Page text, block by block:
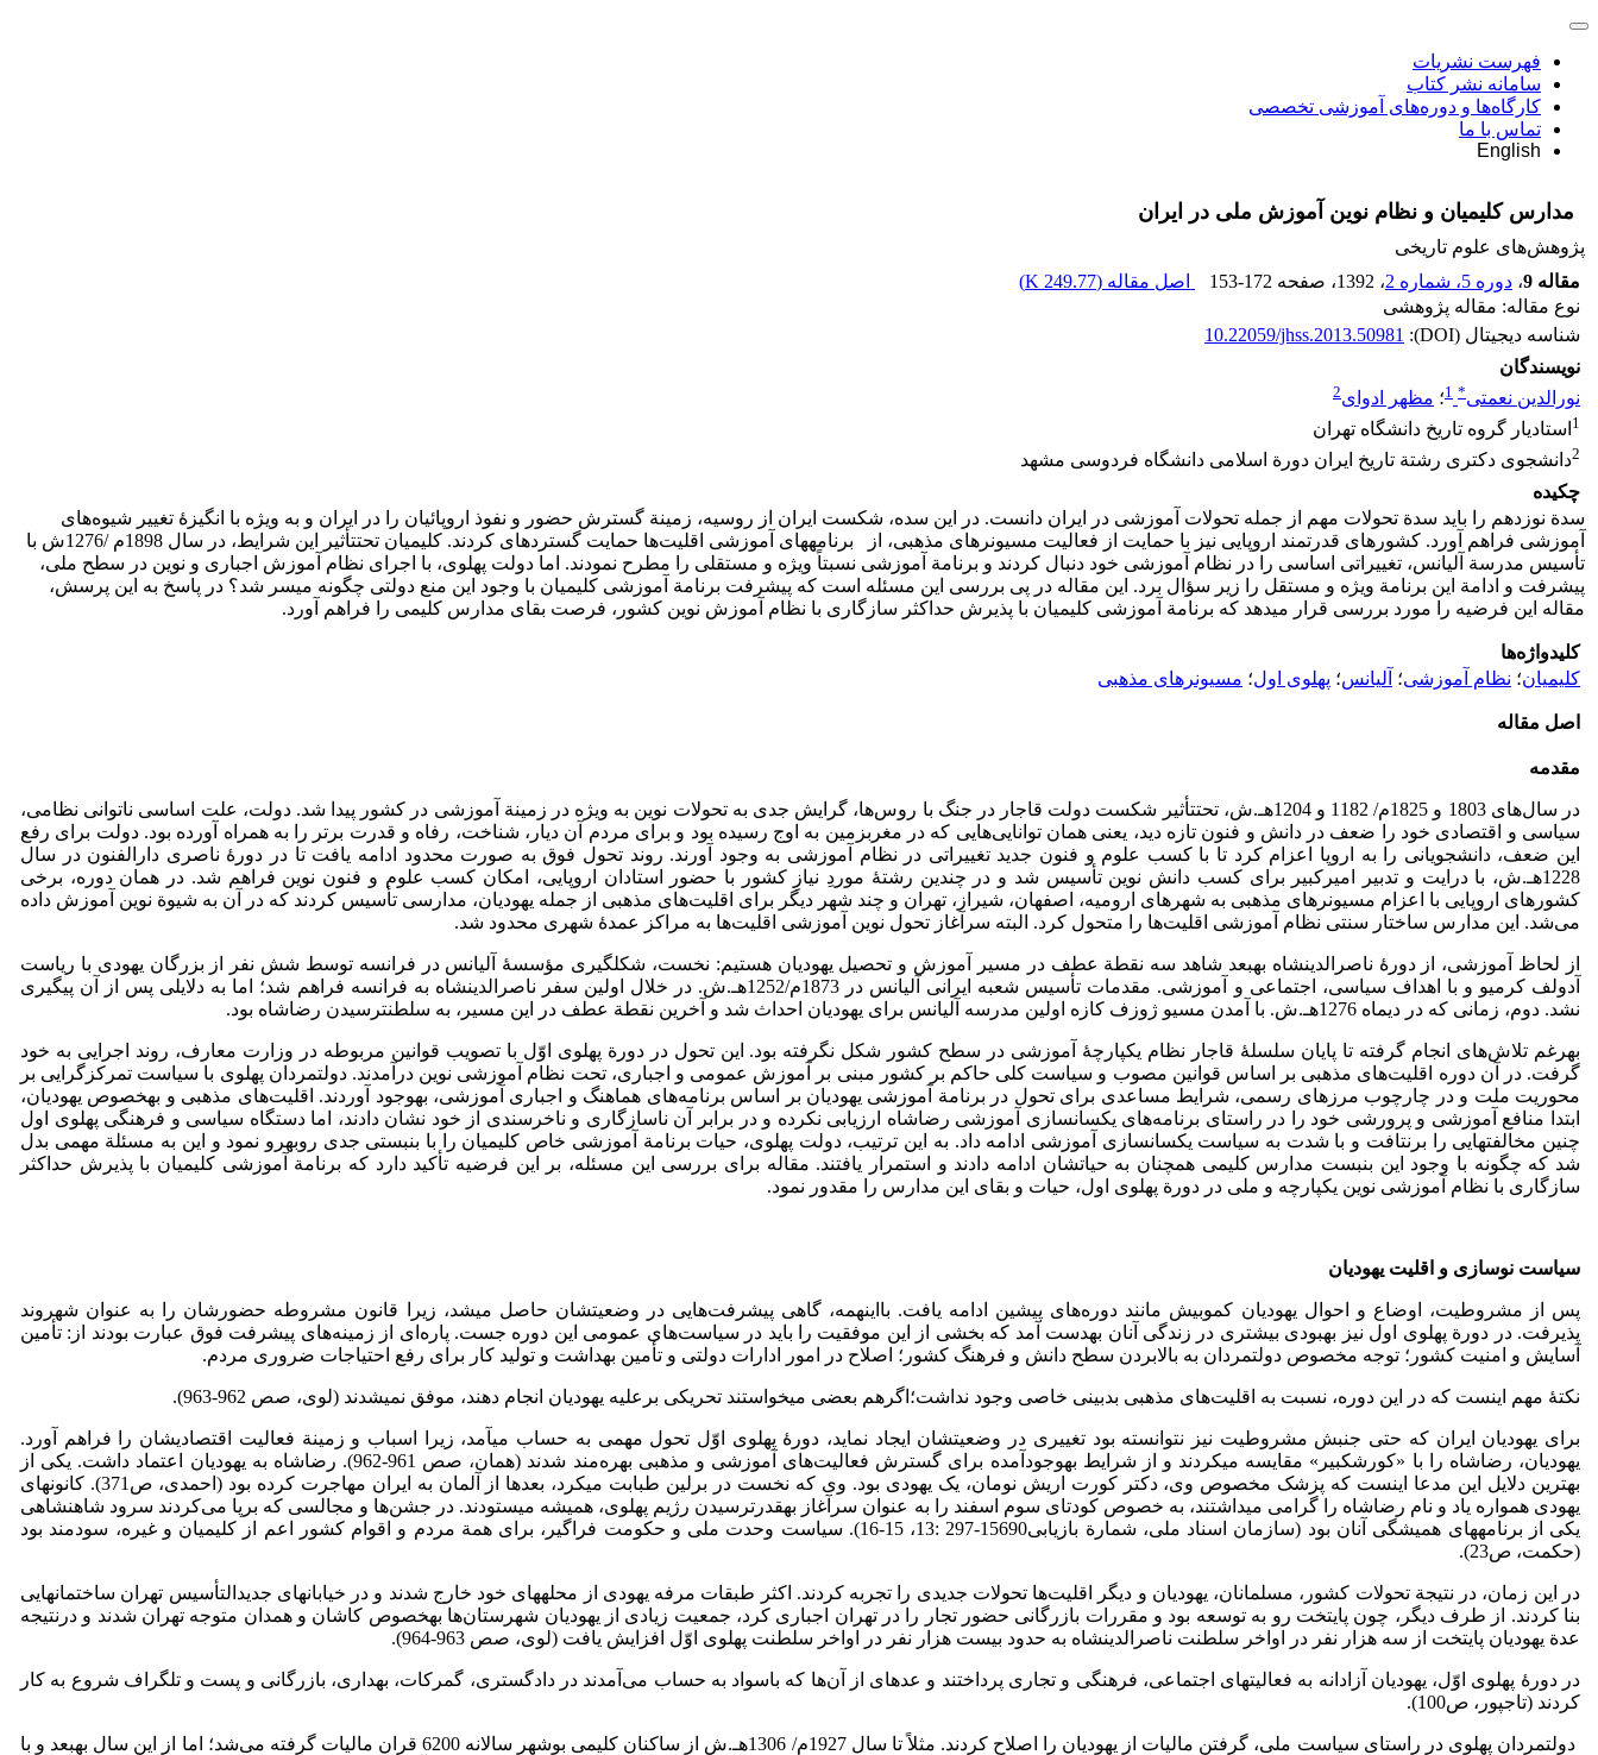
فهرست نشریات
سامانه نشر کتاب
کارگاه‌ها و دوره‌های آموزشی تخصصی
تماس با ما
English
مدارس کلیمیان و نظام نوین آموزش ملی در ایران
پژوهش‌های علوم تاریخی
مقاله 9
، دوره 5، شماره 2 ، 1392 ، صفحه 153-172 اصل مقاله (249.77 K
)
نوع مقاله: مقاله پژوهشی
شناسه دیجیتال (DOI):
10.22059/jhss.2013.50981
نویسندگان
نورالدین نعمتی*
1؛ مظهر ادوای2
1 استادیار گروه تاریخ دانشگاه تهران
2دانشجوی دکتری رشتة تاریخ ایران دورة اسلامی دانشگاه فردوسی مشهد
چکیده
سدة نوزدهم را باید سدة تحولات مهم از جمله تحولات آموزشی در ایران دانست. در این سده، شکست ایران از روسیه، زمینة گسترش حضور و نفوذ اروپائیان را در ایران و به ویژه با انگیزۀ تغییر شیوه‌های
آموزشی فراهم آورد. کشورهای قدرتمند اروپایی نیز با حمایت از فعالیت مسیونرهای مذهبی، از برنامه­های آموزشی اقلیت‌ها حمایت گسترده­ای کردند. کلیمیان تحت­تأثیر این شرایط، در سال 1898م /1276ش با
تأسیس مدرسة آلیانس، تغییراتی اساسی را در نظام آموزشی خود دنبال کردند و برنامة آموزشی نسبتاً ویژه و مستقلی را مطرح نمودند. اما دولت پهلوی، با اجرای نظام آموزش اجباری و نوین در سطح ملی،
پیشرفت و ادامة این برنامة ویژه و مستقل را زیر سؤال برد. این مقاله در پی بررسی این مسئله است که پیشرفت برنامة آموزشی کلیمیان با وجود این منع دولتی چگونه میسر شد؟ در پاسخ به این پرسش،
مقاله این فرضیه را مورد بررسی قرار می­دهد که برنامة آموزشی کلیمیان با پذیرش حداکثر سازگاری با نظام آموزش نوین کشور، فرصت بقای مدارس کلیمی را فراهم آورد.
کلیدواژه‌ها
کلیمیان؛ نظام آموزشی؛ آلیانس؛ پهلوی اول؛ مسیونرهای مذهبی
اصل مقاله
مقدمه
در سال‌های 1803 و 1825م/ 1182 و 1204هـ.ش، تحت­تأثیر شکست دولت قاجار در جنگ با روس‌ها، گرایش جدی به تحولات نوین به ویژه در زمینة آموزشی در کشور پیدا شد. دولت، علت اساسی ناتوانی نظامی،
سیاسی و اقتصادی خود را ضعف در دانش و فنون تازه دید، یعنی همان توانایی‌هایی که در مغرب­زمین به اوج رسیده بود و برای مردم آن دیار، شناخت، رفاه و قدرت برتر را به همراه آورده بود. دولت برای رفع
این ضعف، دانشجویانی را به اروپا اعزام کرد تا با کسب علوم و فنون جدید تغییراتی در نظام آموزشی به وجود آورند. روند تحول فوق به صورت محدود ادامه یافت تا در دورۀ ناصری دارالفنون در سال
1228هـ.ش، با درایت و تدبیر امیرکبیر برای کسب دانش نوین تأسیس شد و در چندین رشتۀ موردِ نیازِ کشور با حضور استادان اروپایی، امکان کسب علوم و فنون نوین فراهم شد. در همان دوره، برخی
کشورهای اروپایی با اعزام مسیونرهای مذهبی به شهرهای ارومیه، اصفهان، شیراز، تهران و چند شهر دیگر برای اقلیت‌های مذهبی از جمله یهودیان، مدارسی تأسیس کردند که در آن‌ به شیوة نوین آموزش داده
می‌شد. این مدارس ساختار سنتی نظام آموزشی اقلیت‌ها را متحول کرد. البته سرآغاز تحول نوین آموزشی اقلیت‌ها به مراکز عمدۀ شهری محدود شد.
از لحاظ آموزشی، از دورۀ ناصرالدین­شاه به­بعد شاهد سه نقطة­ عطف در مسیر آموزش و تحصیل یهودیان هستیم: نخست، شکل­گیری مؤسسۀ آلیانس در فرانسه توسط شش­ نفر از بزرگان یهودی با ریاست
آدولف کرمیو و با اهداف سیاسی، اجتماعی و آموزشی. مقدمات تأسیس شعبه ایرانی آلیانس در 1873م/1252­هـ.ش. در خلال اولین سفر ناصرالدین­شاه به فرانسه فراهم شد؛ اما به دلایلی پس از آن پی­گیری
نشد. دوم، زمانی که در دی­ماه 1276هـ.ش. با آمدن مسیو ژوزف­ کازه اولین مدرسه آلیانس برای یهودیان احداث شد و آخرین نقطة عطف در این مسیر، به سلطنت­رسیدن رضاشاه بود.
به­رغم تلاش‌های انجام گرفته تا پایان سلسلۀ قاجار نظام یکپارچۀ آموزشی در سطح کشور شکل نگرفته بود. این تحول در دورة پهلوی اوّل با تصویب قوانین مربوطه در وزارت معارف، روند اجرایی به خود
گرفت. در آن دوره اقلیت‌های مذهبی بر اساس قوانین مصوب و سیاست کلی حاکم بر کشور مبنی بر آموزش عمومی و اجباری، تحت نظام آموزشی نوین درآمدند. دولتمردان پهلوی با سیاست تمرکزگرایی بر
محوریت ملت و در چارچوب مرزهای رسمی، شرایط مساعدی برای تحول در برنامة آموزشی یهودیان بر اساس برنامه‌های هماهنگ و اجباری آموزشی، به­وجود آوردند. اقلیت‌های مذهبی و به­خصوص یهودیان،
ابتدا منافع آموزشی و پرورشی خود را در راستای برنامه‌های یکسان­سازی آموزشی رضاشاه ارزیابی نکرده و در برابر آن ناسازگاری و ناخرسندی از خود نشان دادند، اما دستگاه سیاسی و فرهنگی پهلوی اول
چنین مخالفت­هایی را برنتافت و با شدت به سیاست یکسان­سازی آموزشی ادامه داد. به این ترتیب، دولت پهلوی، حیات برنامة آموزشی خاص کلیمیان را با بن­بستی جدی روبه­رو نمود و این به مسئلة مهمی بدل
شد که چگونه با وجود این بن­بست مدارس کلیمی همچنان به حیاتشان ادامه دادند و استمرار یافتند. مقاله برای بررسی این مسئله، بر این فرضیه تأکید دارد که برنامة آموزشی کلیمیان با پذیرش حداکثر
سازگاری با نظام آموزشی نوین یکپارچه و ملی در دورة پهلوی اول، حیات و بقای این مدارس را مقدور نمود.
سیاست نوسازی و اقلیت یهودیان
پس از مشروطیت، اوضاع و احوال یهودیان کم­و­بیش مانند دوره‌های پیشین ادامه یافت. با­این­همه، گاهی پیشرفت‌هایی در وضعیتشان حاصل می­شد، زیرا قانون مشروطه حضورشان را به عنوان شهروند
پذیرفت. در دورة پهلوی اول نیز بهبودی بیشتری در زندگی آنان به­دست آمد که بخشی از این موفقیت را باید در سیاست‌های عمومی این دوره جست. پاره‌ای از زمینه‌های پیشرفت فوق عبارت بودند از: تأمین
آسایش و امنیت کشور؛ توجه مخصوص دولتمردان به بالا­بردن سطح دانش و فرهنگ کشور؛ اصلاح در امور ادارات دولتی و تأمین بهداشت و تولید کار برای رفع احتیاجات ضروری مردم.
نکتۀ مهم اینست که در این دوره، نسبت به اقلیت‌های مذهبی بدبینی خاصی وجود نداشت؛اگرهم بعضی می­خواستند تحریکی برعلیه یهودیان انجام دهند، موفق نمی­شدند (لوی، صص 962-963).
برای یهودیان ایران که حتی جنبش مشروطیت نیز نتوانسته بود تغییری در وضعیتشان ایجاد نماید، دورۀ پهلوی اوّل تحول مهمی به حساب می­آمد، زیرا اسباب و زمینة فعالیت اقتصادیشان را فراهم آورد.
یهودیان، رضاشاه را با «کورش­کبیر» مقایسه می­کردند و از شرایط به­وجود­آمده برای گسترش فعالیت‌های آموزشی و مذهبی بهره‌مند شدند (همان، صص 961-962). رضاشاه به یهودیان اعتماد داشت. یکی از
بهترین دلایل این مدعا اینست که پزشک مخصوص وی، دکتر کورت اریش نومان، یک یهودی بود. وی که نخست در برلین طبابت می­کرد، بعدها از آلمان به ایران مهاجرت کرده بود (احمدی، ص­­371). کانون­های
یهودی همواره یاد و نام رضاشاه را گرامی می­داشتند، به خصوص کودتای سوم اسفند را به عنوان سرآغاز به­قدرت­رسیدن رژیم پهلوی، همیشه می­ستودند. در جشن‌ها و مجالسی که برپا می‌کردند سرود شاهنشاهی
یکی از برنامه­های همیشگی آنان بود (سازمان اسناد ملی، شمارة بازیابی­15690­-297 :­13، 15-16). سیاست وحدت ملی و حکومت فراگیر، برای همة مردم و اقوام کشور اعم از کلیمیان و غیره، سودمند بود
(حکمت، ص­23).
در این زمان، در نتیجة تحولات کشور، مسلمانان، یهودیان و دیگر اقلیت‌ها تحولات جدیدی را تجربه کردند. اکثر طبقات مرفه یهودی از محله­های خود خارج شدند و در خیابان­های جدیدالتأسیس تهران ساختمان­هایی
بنا کردند. از طرف دیگر، چون پایتخت رو­­ به­ ­توسعه بود و مقررات بازرگانی حضور تجار را در تهران اجباری کرد، جمعیت زیادی از یهودیان شهرستان‌ها به­خصوص کاشان و همدان متوجه تهران شدند و درنتیجه
عدة یهودیان پایتخت از سه هزار نفر در اواخر سلطنت ناصرالدین­شاه به حدود بیست هزار نفر در اواخر سلطنت پهلوی اوّل افزایش یافت (لوی، صص 963-964).
در دورۀ پهلوی اوّل، یهودیان آزادانه به فعالیت­های اجتماعی، فرهنگی و تجاری پرداختند و عده­ای از آن‌ها که باسواد به­ حساب می‌آمدند در دادگستری، گمرکات، بهداری، بازرگانی و پست و تلگراف شروع به کار
کردند (تاج­پور، ص­100).
دولتمردان پهلوی در راستای سیاست ملی، گرفتن مالیات از یهودیان را اصلاح کردند. مثلاً تا سال 1927م/ 1306هـ.ش از ساکنان کلیمی بوشهر سالانه 6200 قران مالیات گرفته می‌شد؛ اما از این سال به­بعد و با